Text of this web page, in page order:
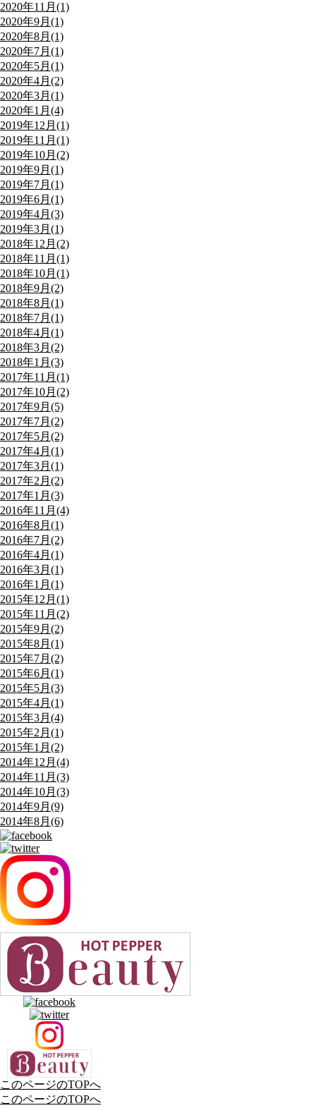
2020年11月(1)
2020年9月(1)
2020年8月(1)
2020年7月(1)
2020年5月(1)
2020年4月(2)
2020年3月(1)
2020年1月(4)
2019年12月(1)
2019年11月(1)
2019年10月(2)
2019年9月(1)
2019年7月(1)
2019年6月(1)
2019年4月(3)
2019年3月(1)
2018年12月(2)
2018年11月(1)
2018年10月(1)
2018年9月(2)
2018年8月(1)
2018年7月(1)
2018年4月(1)
2018年3月(2)
2018年1月(3)
2017年11月(1)
2017年10月(2)
2017年9月(5)
2017年7月(2)
2017年5月(2)
2017年4月(1)
2017年3月(1)
2017年2月(2)
2017年1月(3)
2016年11月(4)
2016年8月(1)
2016年7月(2)
2016年4月(1)
2016年3月(1)
2016年1月(1)
2015年12月(1)
2015年11月(2)
2015年9月(2)
2015年8月(1)
2015年7月(2)
2015年6月(1)
2015年5月(3)
2015年4月(1)
2015年3月(4)
2015年2月(1)
2015年1月(2)
2014年12月(4)
2014年11月(3)
2014年10月(3)
2014年9月(9)
2014年8月(6)
このページのTOPへ
このページのTOPへ